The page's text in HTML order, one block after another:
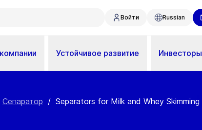
Войти Russian
Устойчивое развитие Инвесторы
Сепаратор / Separators for Milk and Whey Skimming